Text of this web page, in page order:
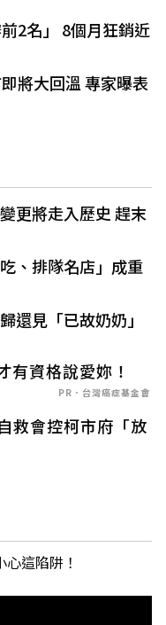
2名」 8個月狂銷近
將大回溫 專家曝表
更將走入歷史 趕末
、排隊名店」成重
還見「已故奶奶」
有資格說愛妳！
PR．台灣癌症基金會
救會控柯市府「放
這陷阱！